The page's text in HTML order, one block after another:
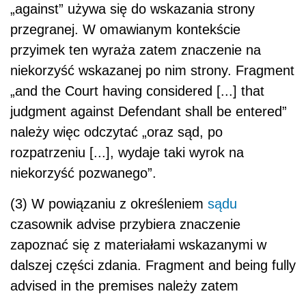
„against” używa się do wskazania strony
przegranej. W omawianym kontekście
przyimek ten wyraża zatem znaczenie na
niekorzyść wskazanej po nim strony. Fragment
„and the Court having considered [...] that
judgment against Defendant shall be entered”
należy więc odczytać „oraz sąd, po
rozpatrzeniu [...], wydaje taki wyrok na
niekorzyść pozwanego”.
(3) W powiązaniu z określeniem sądu
czasownik advise przybiera znaczenie
zapoznać się z materiałami wskazanymi w
dalszej części zdania. Fragment and being fully
advised in the premises należy zatem